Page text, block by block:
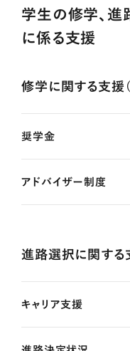
学生の修学、
に係る支援
修学に関する支援
奨学金
アドバイザー制度
進路選択に関する
キャリア支援